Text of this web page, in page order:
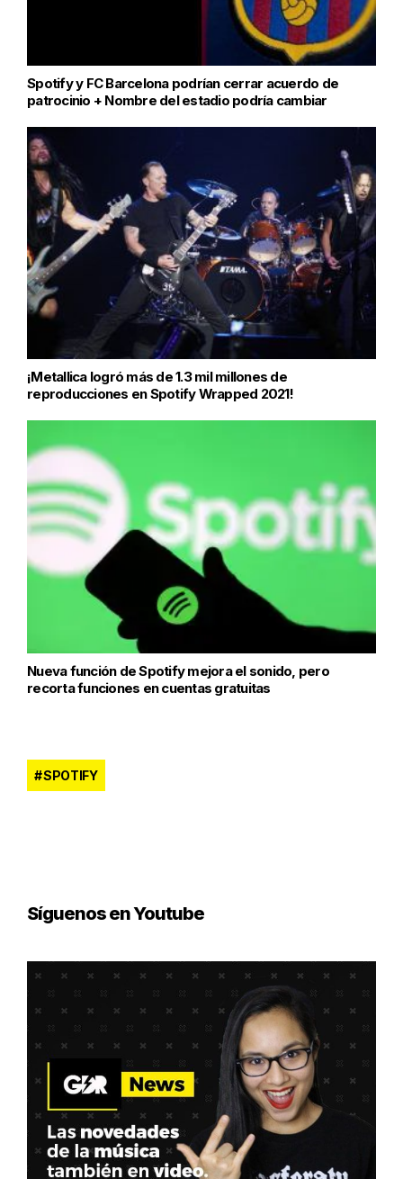
Spotify y FC Barcelona podrían cerrar acuerdo de
patrocinio + Nombre del estadio podría cambiar
¡Metallica logró más de 1.3 mil millones de
reproducciones en Spotify Wrapped 2021!
Nueva función de Spotify mejora el sonido, pero
recorta funciones en cuentas gratuitas
SPOTIFY
Síguenos en Youtube